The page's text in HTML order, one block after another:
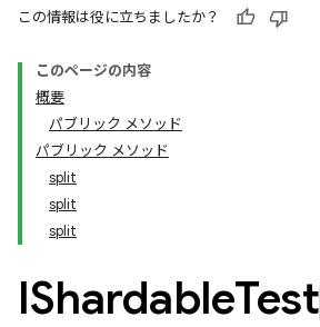
この情報は役に立ちましたか？
このページの内容
概要
パブリック メソッド
パブリック メソッド
split
split
split
IShardableTest